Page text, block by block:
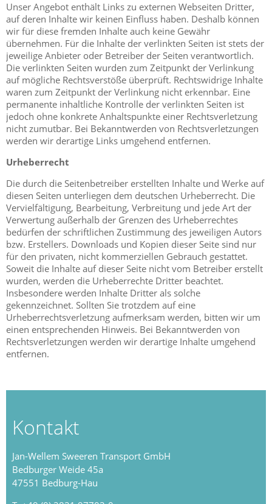
Unser Angebot enthält Links zu externen Webseiten Dritter,
auf deren Inhalte wir keinen Einfluss haben. Deshalb können
wir für diese fremden Inhalte auch keine Gewähr
übernehmen. Für die Inhalte der verlinkten Seiten ist stets der
jeweilige Anbieter oder Betreiber der Seiten verantwortlich.
Die verlinkten Seiten wurden zum Zeitpunkt der Verlinkung
auf mögliche Rechtsverstöße überprüft. Rechtswidrige Inhalte
waren zum Zeitpunkt der Verlinkung nicht erkennbar. Eine
permanente inhaltliche Kontrolle der verlinkten Seiten ist
jedoch ohne konkrete Anhaltspunkte einer Rechtsverletzung
nicht zumutbar. Bei Bekanntwerden von Rechtsverletzungen
werden wir derartige Links umgehend entfernen.
Urheberrecht
Die durch die Seitenbetreiber erstellten Inhalte und Werke auf
diesen Seiten unterliegen dem deutschen Urheberrecht. Die
Vervielfältigung, Bearbeitung, Verbreitung und jede Art der
Verwertung außerhalb der Grenzen des Urheberrechtes
bedürfen der schriftlichen Zustimmung des jeweiligen Autors
bzw. Erstellers. Downloads und Kopien dieser Seite sind nur
für den privaten, nicht kommerziellen Gebrauch gestattet.
Soweit die Inhalte auf dieser Seite nicht vom Betreiber erstellt
wurden, werden die Urheberrechte Dritter beachtet.
Insbesondere werden Inhalte Dritter als solche
gekennzeichnet. Sollten Sie trotzdem auf eine
Urheberrechtsverletzung aufmerksam werden, bitten wir um
einen entsprechenden Hinweis. Bei Bekanntwerden von
Rechtsverletzungen werden wir derartige Inhalte umgehend
entfernen.
Kontakt
Jan-Wellem Sweeren Transport GmbH
Bedburger Weide 45a
47551 Bedburg-Hau